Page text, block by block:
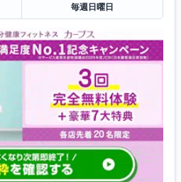
毎週日曜日